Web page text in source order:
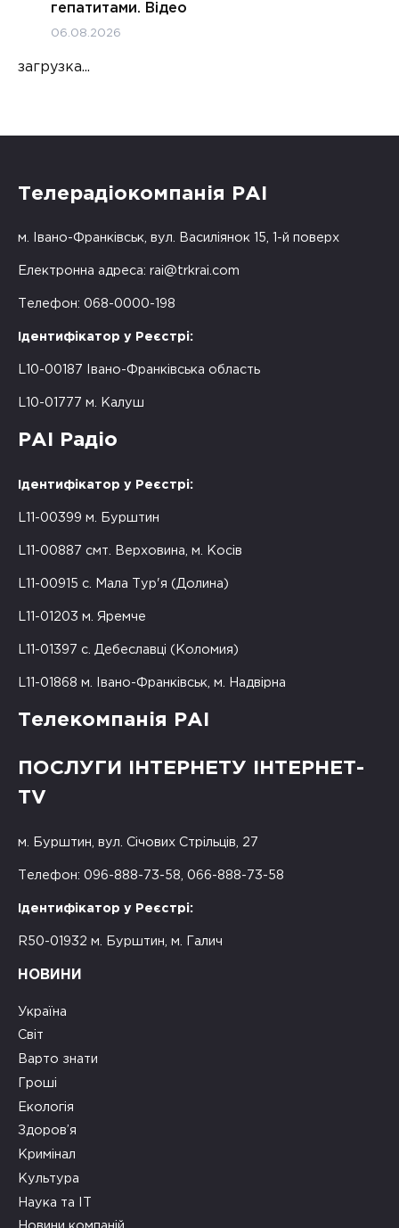
гепатитами. Відео
06.08.2026
загрузка...
Телерадіокомпанія РАІ
м. Івано-Франківськ, вул. Василіянок 15, 1-й поверх
Електронна адреса: rai@trkrai.com
Телефон: 068-0000-198
Ідентифікатор у Реєстрі:
L10-00187 Івано-Франківська область
L10-01777 м. Калуш
РАІ Радіо
Ідентифікатор у Реєстрі:
L11-00399 м. Бурштин
L11-00887 смт. Верховина, м. Косів
L11-00915 с. Мала Тур'я (Долина)
L11-01203 м. Яремче
L11-01397 с. Дебеславці (Коломия)
L11-01868 м. Івано-Франківськ, м. Надвірна
Телекомпанія РАІ
ПОСЛУГИ ІНТЕРНЕТУ ІНТЕРНЕТ-
TV
м. Бурштин, вул. Січових Стрільців, 27
Телефон: 096-888-73-58, 066-888-73-58
Ідентифікатор у Реєстрі:
R50-01932 м. Бурштин, м. Галич
НОВИНИ
Україна
Світ
Варто знати
Гроші
Екологія
Здоров’я
Кримінал
Культура
Наука та ІТ